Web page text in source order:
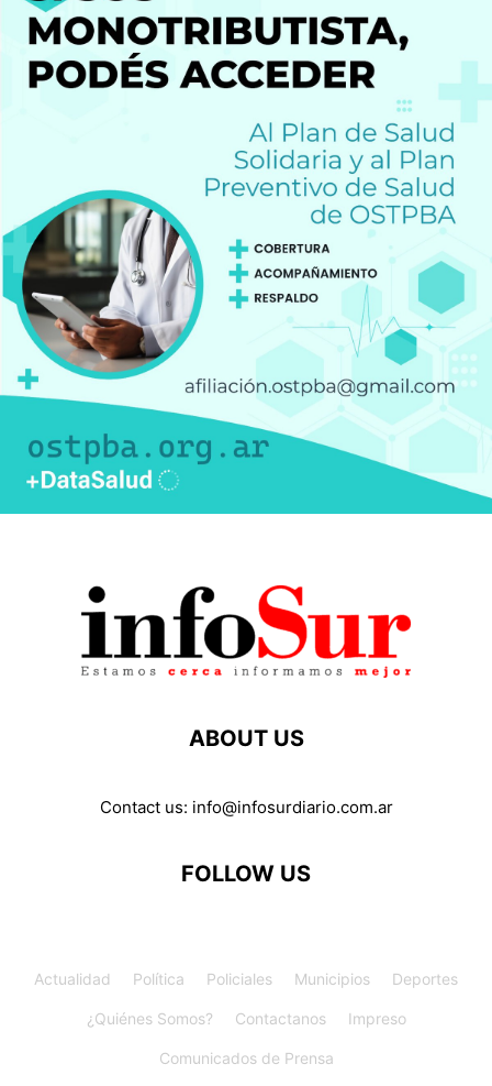
ABOUT US
Contact us: info@infosurdiario.com.ar
FOLLOW US
Actualidad Política Policiales Municipios Deportes
¿Quiénes Somos? Contactanos Impreso
Comunicados de Prensa